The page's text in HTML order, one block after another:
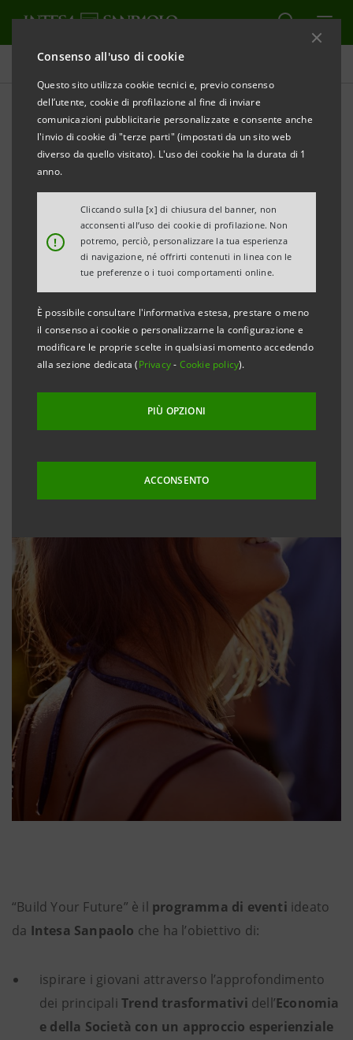
Consenso all'uso di cookie
Questo sito utilizza cookie tecnici e, previo consenso
dell’utente, cookie di profilazione al fine di inviare
comunicazioni pubblicitarie personalizzate e consente anche
l'invio di cookie di "terze parti" (impostati da un sito web
diverso da quello visitato). L'uso dei cookie ha la durata di 1
anno.
!
Cliccando sulla [x] di chiusura del banner, non
acconsenti all’uso dei cookie di profilazione. Non
potremo, perciò, personalizzare la tua esperienza
di navigazione, né offrirti contenuti in linea con le
tue preferenze o i tuoi comportamenti online.
È possibile consultare l'informativa estesa, prestare o meno
il consenso ai cookie o personalizzarne la configurazione e
modificare le proprie scelte in qualsiasi momento accedendo
alla sezione dedicata (Privacy- Cookie policy).
PIÙ OPZIONI
ACCONSENTO
Tutti i progetti
ECONOMIA
Trend e competenze del
futuro: Look4ward - Build
Your Future
“Build Your Future” è il programma di eventi ideato
da Intesa Sanpaolo che ha l’obiettivo di:
ispirare i giovani attraverso l’approfondimento
dei principali Trend trasformativi dell’Economia
e della Società con un approccio esperienziale